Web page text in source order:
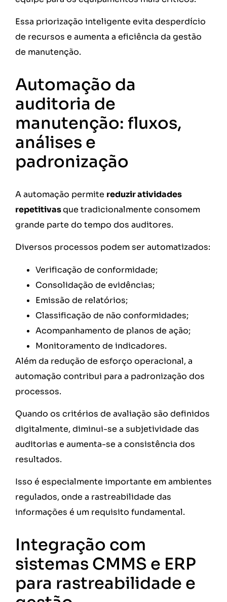
Essa priorização inteligente evita desperdício
de recursos e aumenta a eficiência da gestão
de manutenção.
Automação da
auditoria de
manutenção: fluxos,
análises e
padronização
A automação permite reduzir atividades
repetitivasque tradicionalmente consomem
grande parte do tempo dos auditores.
Diversos processos podem ser automatizados:
Verificação de conformidade;
Consolidação de evidências;
Emissão de relatórios;
Classificação de não conformidades;
Acompanhamento de planos de ação;
Monitoramento de indicadores.
Além da redução de esforço operacional, a
automação contribui para a padronização dos
processos.
Quando os critérios de avaliação são definidos
digitalmente, diminui-se a subjetividade das
auditorias e aumenta-se a consistência dos
resultados.
Isso é especialmente importante em ambientes
regulados, onde a rastreabilidade das
informações é um requisito fundamental.
Integração com
sistemas CMMS e ERP
para rastreabilidade e